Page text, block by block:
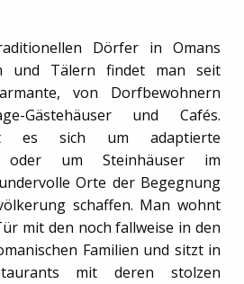
Dörfer in Omans
und Tälern findet man seit
von Dorfbewohnern
Gästehäuser und Cafés.
es sich um adaptierte
oder um Steinhäuser im
Orte der Begegnung
schaffen. Man wohnt
mit den noch fallweise in den
Familien und sitzt in
mit deren stolzen